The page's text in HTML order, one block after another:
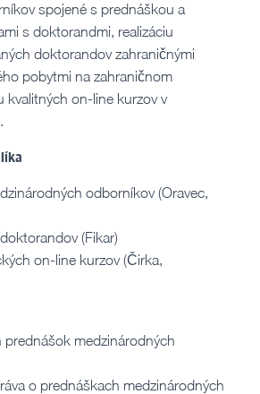
spojené s prednáškou a
s doktorandmi, realizáciu
doktorandov zahraničnými
pobytmi na zahraničnom
kvalitných on-line kurzov v
odborníkov (Oravec,
(Fikar)
on-line kurzov (Čirka,
prednášok medzinárodných
o prednáškach medzinárodných